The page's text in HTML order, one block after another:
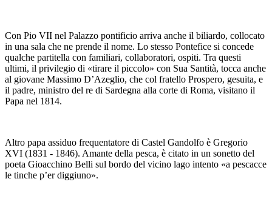
Con Pio VII nel Palazzo pontificio arriva anche il biliardo, collocato
in una sala che ne prende il nome. Lo stesso Pontefice si concede
qualche partitella con familiari, collaboratori, ospiti. Tra questi
ultimi, il privilegio di «tirare il piccolo» con Sua Santità, tocca anche
al giovane Massimo D’Azeglio, che col fratello Prospero, gesuita, e
il padre, ministro del re di Sardegna alla corte di Roma, visitano il
Papa nel 1814.
Altro papa assiduo frequentatore di Castel Gandolfo è Gregorio
XVI (1831 - 1846). Amante della pesca, è citato in un sonetto del
poeta Gioacchino Belli sul bordo del vicino lago intento «a pescacce
le tinche p’er diggiuno».